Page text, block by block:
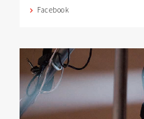
Facebook